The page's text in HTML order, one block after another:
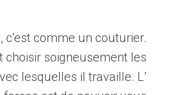
c’est comme un couturier.
choisir soigneusement les
lesquelles il travaille. L’